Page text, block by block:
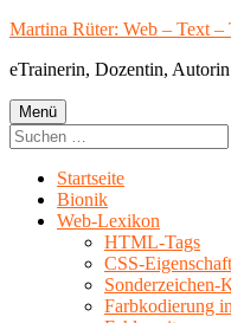
Springe
Inhalt
Martina Rüter: Web – Text –
eTrainerin, Dozentin, Autorin
Primäres
Menü
Menü
Suchen
nach:
Startseite
Bionik
Web-Lexikon
HTML-Tags
CSS-
Sonderzeichen-
Farbkodierung